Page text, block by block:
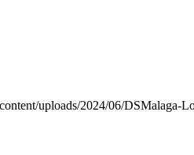
uploads/2024/06/DSMalaga-